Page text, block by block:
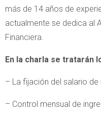
más de 14 años de
actualmente se dedica al
Financiera.
En la charla se tratarán
– La fijación del salario
– Control mensual de